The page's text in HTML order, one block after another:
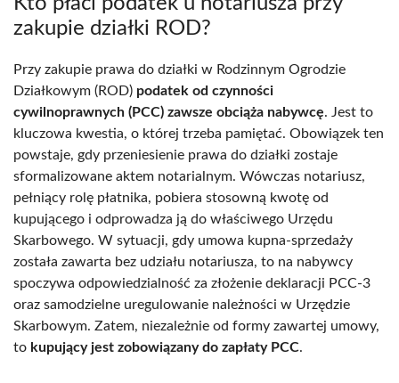
zakupie działki ROD?
Przy zakupie prawa do działki w Rodzinnym Ogrodzie
Działkowym (ROD) podatek od czynności
cywilnoprawnych (PCC) zawsze obciąża nabywcę. Jest to
kluczowa kwestia, o której trzeba pamiętać. Obowiązek ten
powstaje, gdy przeniesienie prawa do działki zostaje
sformalizowane aktem notarialnym. Wówczas notariusz,
pełniący rolę płatnika, pobiera stosowną kwotę od
kupującego i odprowadza ją do właściwego Urzędu
Skarbowego. W sytuacji, gdy umowa kupna-sprzedaży
została zawarta bez udziału notariusza, to na nabywcy
spoczywa odpowiedzialność za złożenie deklaracji PCC-3
oraz samodzielne uregulowanie należności w Urzędzie
Skarbowym. Zatem, niezależnie od formy zawartej umowy,
to kupujący jest zobowiązany do zapłaty PCC.